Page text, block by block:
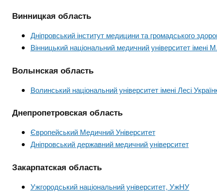
i
n
f
o
д
Винницкая область
Дніпровський інститут медицини та громадського
Вінницький національний медичний університет
Волынская область
Волинський національний університет імені Лесі
Днепропетровская область
Європейський Медичний Університет
Дніпровський державний медичний університет
Закарпатская область
Ужгородський національний університет, УжНУ